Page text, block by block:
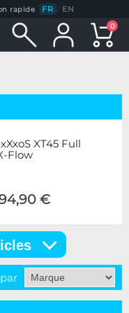
rapide FR / EN
0
XT45 Full
Flow
€